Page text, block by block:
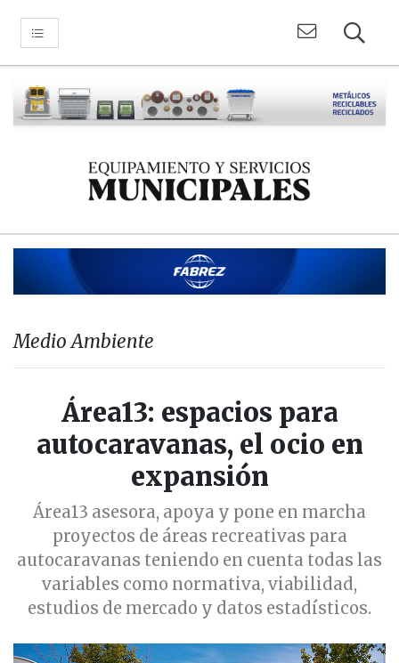
Medio Ambiente
Área13: espacios para
autocaravanas, el ocio en
expansión
Área13 asesora, apoya y pone en marcha
proyectos de áreas recreativas para
autocaravanas teniendo en cuenta todas las
variables como normativa, viabilidad,
estudios de mercado y datos estadísticos.